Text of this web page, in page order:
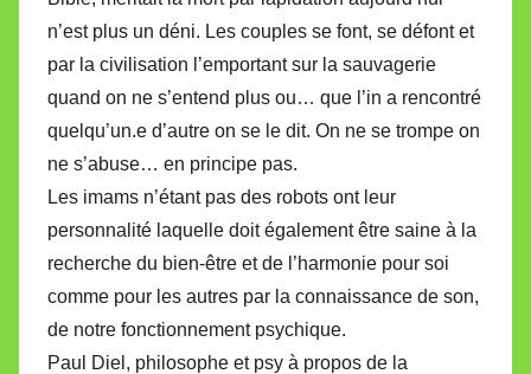
n’est plus un déni. Les couples se font, se défont et
par la civilisation l’emportant sur la sauvagerie
quand on ne s’entend plus ou… que l’in a rencontré
quelqu’un.e d’autre on se le dit. On ne se trompe on
ne s’abuse… en principe pas.
Les imams n’étant pas des robots ont leur
personnalité laquelle doit également être saine à la
recherche du bien-être et de l’harmonie pour soi
comme pour les autres par la connaissance de son,
de notre fonctionnement psychique.
Paul Diel, philosophe et psy à propos de la